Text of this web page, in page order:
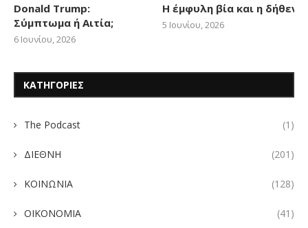
Donald Trump:
Σύμπτωμα ή Αιτία;
6 Ιουνίου, 2026
Η έμφυλη βία και η δήθεν
5 Ιουνίου, 2026
ΚΑΤΗΓΟΡΙΕΣ
The Podcast (1)
ΔΙΕΘΝΗ (201)
ΚΟΙΝΩΝΙΑ (128)
ΟΙΚΟΝΟΜΙΑ (41)